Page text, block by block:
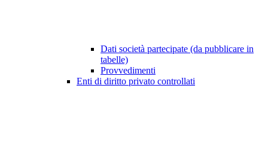
Dati società partecipate (da pubblicare in
tabelle)
Provvedimenti
Enti di diritto privato controllati